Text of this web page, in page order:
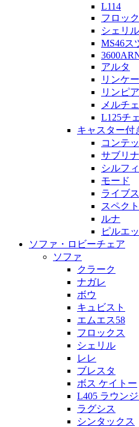
L114
フロッ
シェリル
MS46ス
アルタ
リンケ
リンピア
メルチェ
L125チ
キャスター付
コンテ
サブリナ
シルフ
モード
ライブ
スペク
ルナ
ピルエ
ソファ・ロビーチェア
ソファ
クラーク
ナガレ
ボウ
キュビスト
エムエス58
フロックス
シェリル
レレ
ブレスタ
ボス ケイトー
L405 ラウン
ラグシス
シンタックス